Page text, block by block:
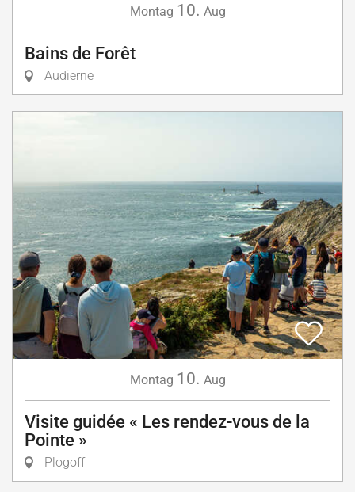
Montag 10. Aug
Bains de Forêt
Audierne
Montag 10. Aug
Visite guidée « Les rendez-vous de la
Pointe »
Plogoff